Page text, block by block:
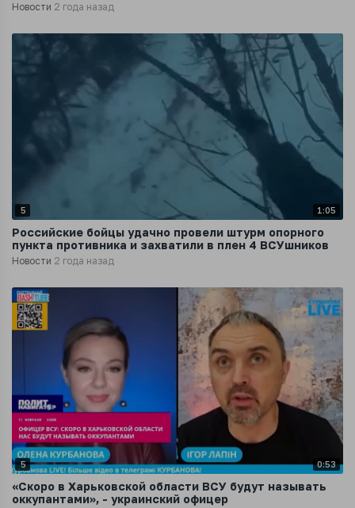
Новости 2 года назад
5 1:05
Российские бойцы удачно провели штурм опорного
пункта противника и захватили в плен 4 ВСУшников
Новости 2 года назад
5 0:53
«Скоро в Харьковской области ВСУ будут называть
оккупантами», - украинский офицер